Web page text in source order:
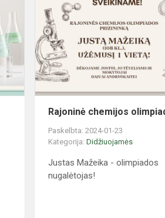
chemijos
olimpiada
Rajoninė chemijos
Paskelbta: 2024-01-23
Kategorija:Didžiuojamės
Justas Mažeika - olimpiados
nugalėtojas!